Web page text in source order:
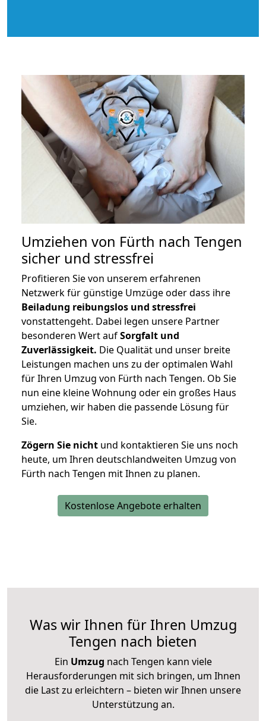
Umziehen von Fürth nach Tengen
sicher und stressfrei
Profitieren Sie von unserem erfahrenen
Netzwerk für günstige Umzüge oder dass ihre
Beiladung reibungslos und stressfrei
vonstattengeht. Dabei legen unsere Partner
besonderen Wert aufSorgfalt und
Zuverlässigkeit. Die Qualität und unser breite
Leistungen machen uns zu der optimalen Wahl
für Ihren Umzug von Fürth nach Tengen. Ob Sie
nun eine kleine Wohnung oder ein großes Haus
umziehen, wir haben die passende Lösung für
Sie.
Zögern Sie nicht und kontaktieren Sie uns noch
heute, um Ihren deutschlandweiten Umzug von
Fürth nach Tengen mit Ihnen zu planen.
Kostenlose Angebote erhalten
Was wir Ihnen für Ihren Umzug
Tengen nach bieten
Ein Umzug nach Tengen kann viele
Herausforderungen mit sich bringen, um Ihnen
die Last zu erleichtern – bieten wir Ihnen unsere
Unterstützung an.